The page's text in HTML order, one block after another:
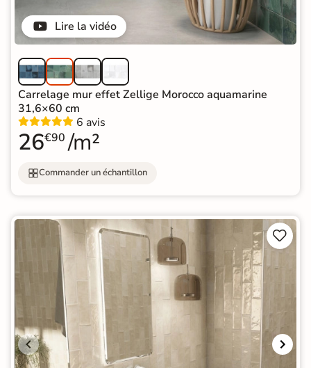
Lire la vidéo
Carrelage mur effet Zellige Morocco aquamarine
31,6×60 cm
6 avis
26€90 /m²
Commander un échantillon

